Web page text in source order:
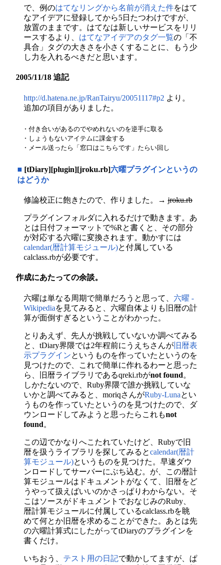
で、例のはてなリングから名前が消えた件をはて
なアイデアに登録してから5日たつわけですが、
放置のままです。はてなは新しいサービスをリリ
ースするより、 はてなアイデアのタグ一覧の「不
具合」タグの大きさを小さくすることに、もう少
し力を入れるべきだと思います。
2005/11/18 追記
http://d.hatena.ne.jp/RanTairyu/20051117#p2 より。
追加の項目がありました。
・付き合いがあるのでやめれないのを逆手に取る
・しょうもないアイテムに課金する
・メール送ったら「窓口はこちらです」たらい回し
■ [tDiary][plugin][jroku.rb]六曜プラグインというの
はどうか
修論校正に飽きたので、作りました。→ jroku.rb
プラグインフォルダに入れるだけで動きます。あ
とは日付フォーマットで%Rと書くと、その部分
が対応する六曜に変換されます。動かすには
calendar(暦計算モジュール)と付属している
calclass.rbが必要です。
作成にあたっての余談。
六曜は単なる周期で簡単だろうと思って、 六曜 -
Wikipediaを見てみると、六曜自体よりも旧暦の計
算が面倒すぎるということがわかった。
とりあえず、先人が挑戦していないか調べてみる
と、tDiary界隈では2年程前にうえちさんが 旧暦表
示プラグインというものを作っていたというのを
見つけたので、これで簡単に作れるわーと思った
ら、旧暦ライブラリであるqreki.rbがnot found。
しかたないので、Ruby界隈で誰か挑戦していな
いかと調べてみると、moriqさんがRuby-Lunaとい
うものを作っていたというのを見つけたので、ダ
ウンロードしてみようと思ったらこれもnot
found。
この辺でかなりへこたれていたけど、Rubyで旧
暦を扱うライブラリを探してみるとcalendar(暦計
算モジュール)というものを見つけた。早速ダウ
ンロードしてサーバーにぶち込む。が、この暦計
算モジュールはドキュメントがなくて、旧暦をど
うやって扱えばいいのかさっぱりわからない。そ
こはソースがドキュメントでおなじみのRuby、
暦計算モジュールに付属しているcalclass.rbを眺
めて何とか旧暦を求めることができた。あとは先
の六曜計算式にしたがってtDiaryのプラグインを
書くだけ。
いちおう、 テスト用の日記で動かしてますが、ぱ